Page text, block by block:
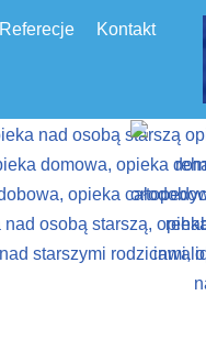
Referecje Kontakt